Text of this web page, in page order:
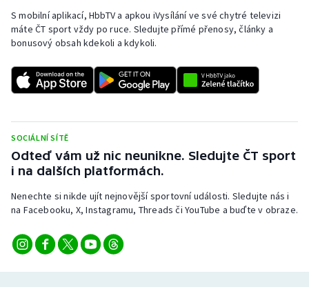
Rychlostní kanoistika
Short track
Sportovní střelba
Triatlon
Vodní slalom
Volejbal
S mobilní aplikací, HbbTV a apkou iVysílání ve své chytré televizi
máte ČT sport vždy po ruce. Sledujte přímé přenosy, články a
bonusový obsah kdekoli a kdykoli.
SOCIÁLNÍ SÍTĚ
Odteď vám už nic neunikne. Sledujte ČT sport
i na dalších platformách.
Nenechte si nikde ujít nejnovější sportovní události. Sledujte nás i
na Facebooku, X, Instagramu, Threads či YouTube a buďte v obraze.